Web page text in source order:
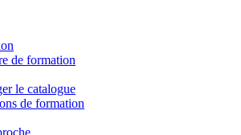
de formation
le catalogue
de formation